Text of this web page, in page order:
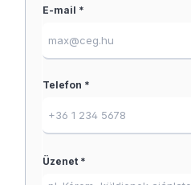
E-mail *
Telefon *
Üzenet *